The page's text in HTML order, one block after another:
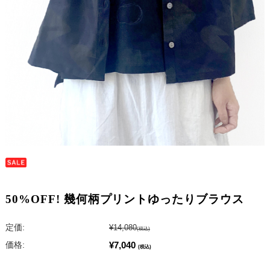
50%OFF! 幾何柄プリントゆったりブラウス
定価: ¥14,080(税込)
価格: ¥7,040 (税込)